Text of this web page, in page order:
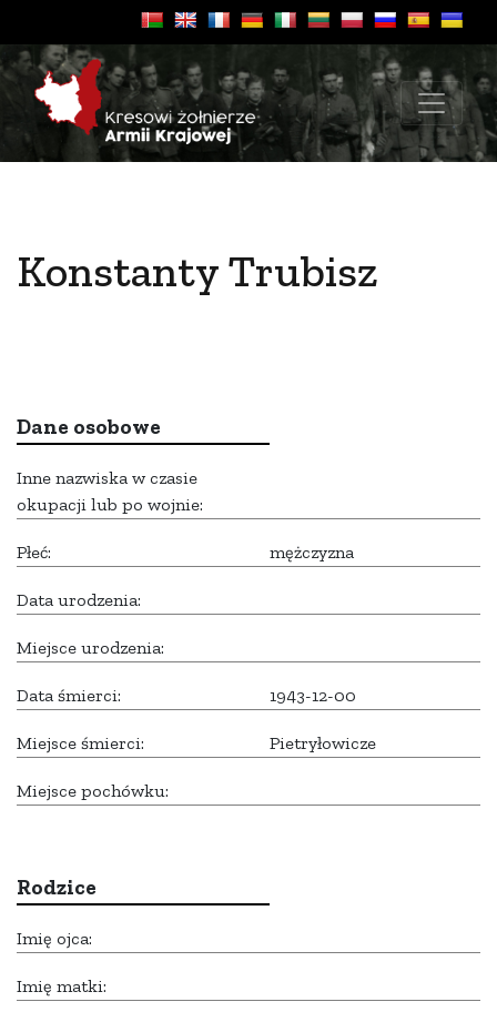
Konstanty Trubisz
Dane osobowe
Inne nazwiska w czasie
okupacji lub po wojnie:
Płeć: mężczyzna
Data urodzenia:
Miejsce urodzenia:
Data śmierci: 1943-12-00
Miejsce śmierci: Pietryłowicze
Miejsce pochówku:
Rodzice
Imię ojca:
Imię matki: